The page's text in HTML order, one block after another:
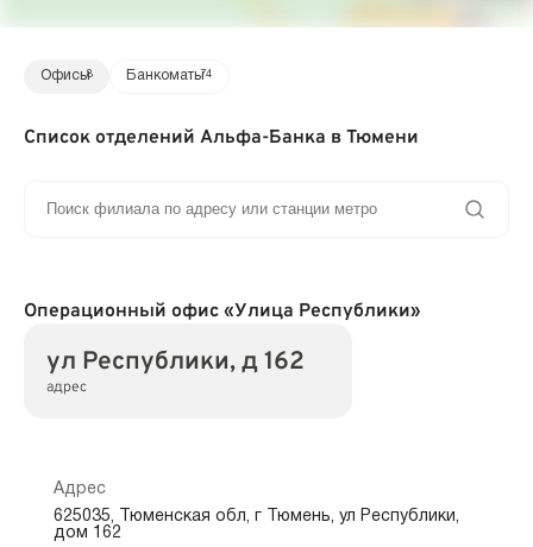
Офисы8 Банкоматы74
Список отделений Альфа-Банка в Тюмени
Операционный офис «Улица Республики»
ул Республики, д 162
адрес
Адрес
625035, Тюменская обл, г Тюмень, ул Республики,
дом 162